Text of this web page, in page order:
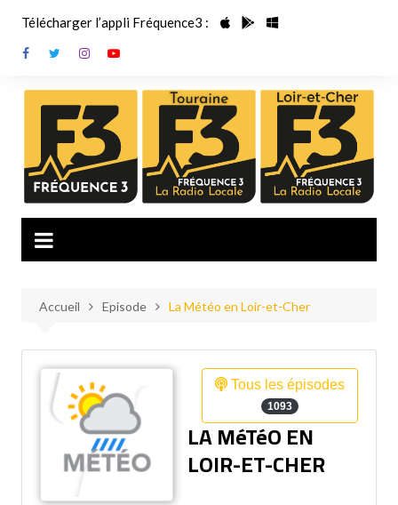
contenu
Télécharger l’appli Fréquence3 :
Accueil Episode La Météo en Loir-et-Cher
Tous les épisodes
1093
LA MéTéO EN
LOIR-ET-CHER